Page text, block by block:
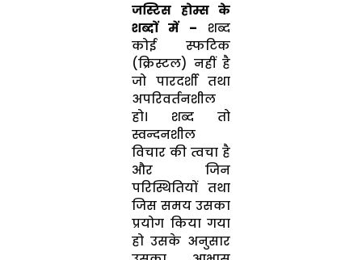
जस्टिस होम्स के
शब्दों में – शब्द
कोई स्फटिक
(क्रिस्टल) नहीं है
जो पारदर्शी तथा
अपरिवर्तनशील
हो। शब्द तो
स्वन्दनशील
विचार की त्वचा है
और जिन
परिस्थितियों तथा
जिस समय उसका
प्रयोग किया गया
हो उसके अनुसार